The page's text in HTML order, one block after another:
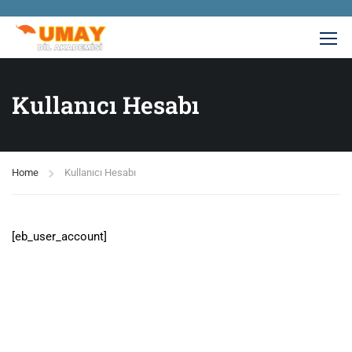
Kullanıcı Hesabı
Home Kullanıcı Hesabı
[eb_user_account]